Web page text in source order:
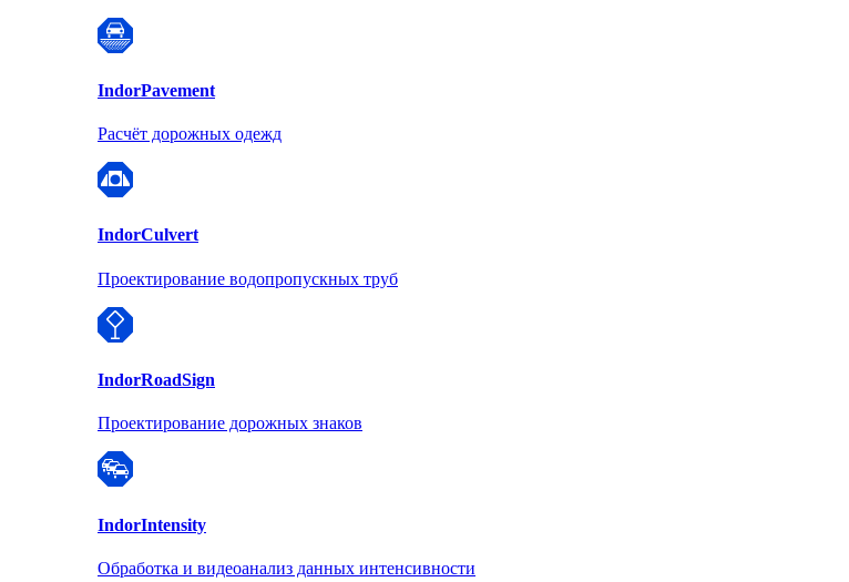
IndorPavement
Расчёт дорожных одежд
IndorCulvert
Проектирование водопропускных труб
IndorRoadSign
Проектирование дорожных знаков
IndorIntensity
Обработка и видеоанализ данных интенсивности